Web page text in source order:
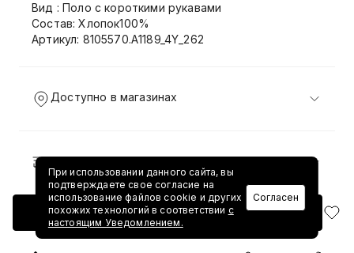
Добавить в корзину
Вид : Поло с короткими рукавами
Состав: Хлопок100%
Артикул: 8105570.A1189_4Y_262
Доступно в магазинах
Доставка и возврат
При использовании данного сайта, вы
подтверждаете свое согласие на
использование файлов cookie и других
похожих технологий в соответствии с
настоящим Уведомлением.
Согласен